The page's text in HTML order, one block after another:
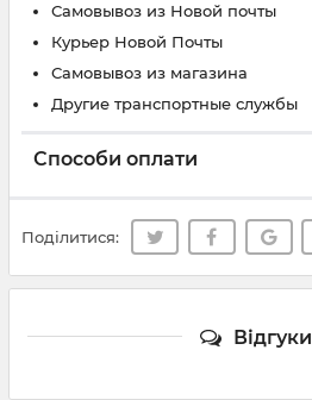
Самовывоз из Новой почты
Курьер Новой Почты
Самовывоз из магазина
Другие транспортные службы
Способи оплати
Поділитися:
Відгуки